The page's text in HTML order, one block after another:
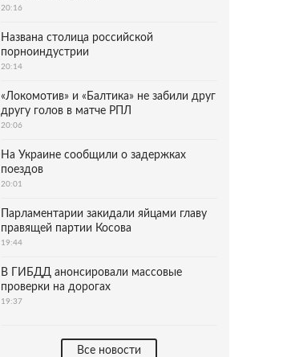
20:16
Названа столица российской
порноиндустрии
20:14
«Локомотив» и «Балтика» не забили друг
другу голов в матче РПЛ
20:06
На Украине сообщили о задержках
поездов
20:01
Парламентарии закидали яйцами главу
правящей партии Косова
19:44
В ГИБДД анонсировали массовые
проверки на дорогах
19:37
Все новости